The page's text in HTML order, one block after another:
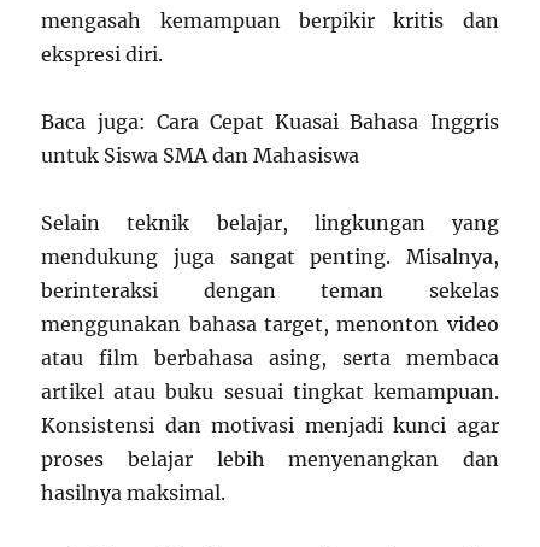
mengasah kemampuan berpikir kritis dan
ekspresi diri.
Baca juga: Cara Cepat Kuasai Bahasa Inggris
untuk Siswa SMA dan Mahasiswa
Selain teknik belajar, lingkungan yang
mendukung juga sangat penting. Misalnya,
berinteraksi dengan teman sekelas
menggunakan bahasa target, menonton video
atau film berbahasa asing, serta membaca
artikel atau buku sesuai tingkat kemampuan.
Konsistensi dan motivasi menjadi kunci agar
proses belajar lebih menyenangkan dan
hasilnya maksimal.